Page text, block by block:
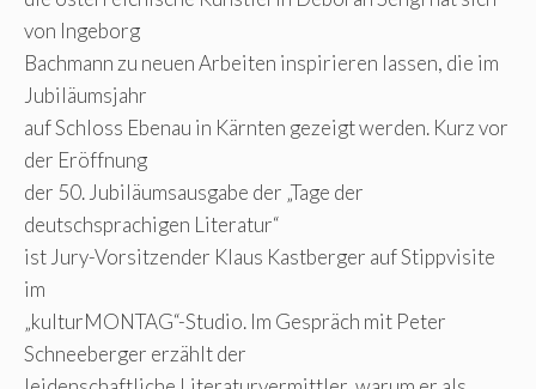
von Ingeborg
Bachmann zu neuen Arbeiten inspirieren lassen, die im
Jubiläumsjahr
auf Schloss Ebenau in Kärnten gezeigt werden. Kurz vor
der Eröffnung
der 50. Jubiläumsausgabe der „Tage der
deutschsprachigen Literatur“
ist Jury-Vorsitzender Klaus Kastberger auf Stippvisite
im
„kulturMONTAG“-Studio. Im Gespräch mit Peter
Schneeberger erzählt der